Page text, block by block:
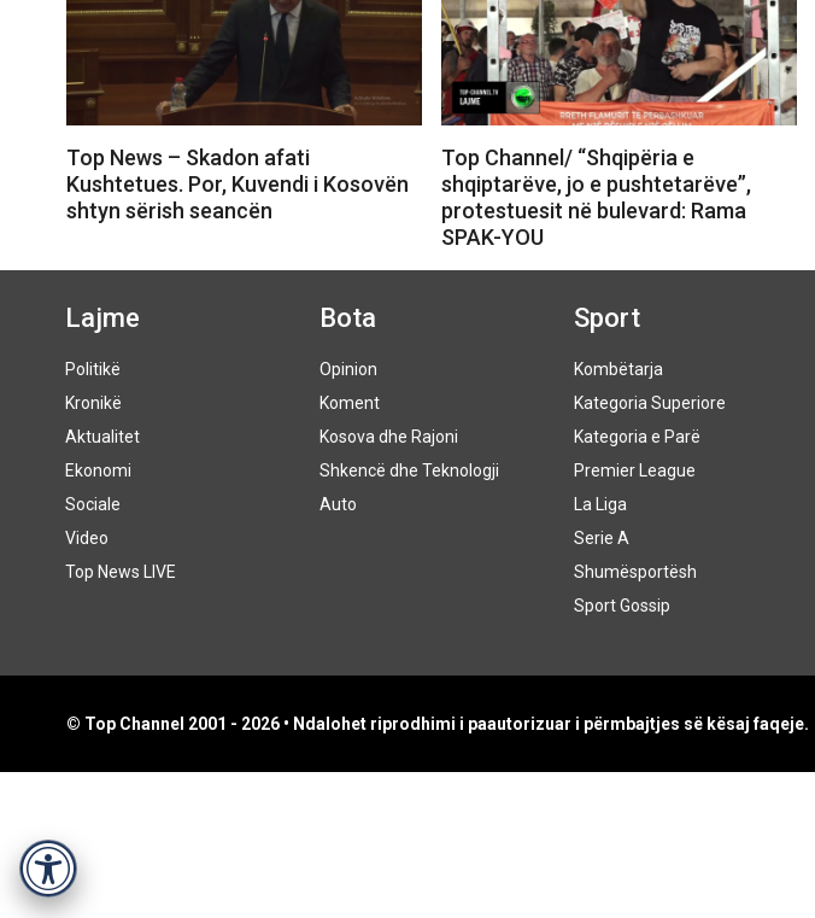
Accessibility
Top News – Skadon afati
Kushtetues. Por, Kuvendi i Kosovën
shtyn sërish seancën
Top Channel/ “Shqipëria e
shqiptarëve, jo e pushtetarëve”,
protestuesit në bulevard: Rama
SPAK-YOU
Lajme
Politikë
Kronikë
Aktualitet
Ekonomi
Sociale
Video
Top News LIVE
Bota
Opinion
Koment
Kosova dhe Rajoni
Shkencë dhe Teknologji
Auto
Sport
Kombëtarja
Kategoria Superiore
Kategoria e Parë
Premier League
La Liga
Serie A
Shumësportësh
Sport Gossip
© Top Channel 2001 - 2026 • Ndalohet riprodhimi i paautorizuar i përmbajtjes së kësaj faqeje.